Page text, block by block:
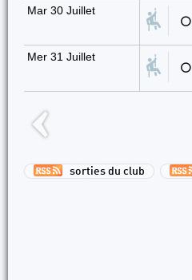
Mar 30 Juillet
⚪
Mer 31 Juillet
⚪
sorties du club